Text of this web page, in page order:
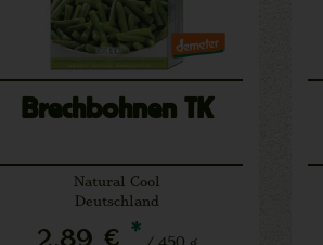
Brechbohnen TK
Natural Cool
Deutschland
2,89 € *